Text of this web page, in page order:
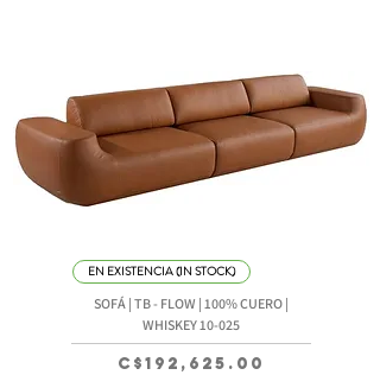
EN EXISTENCIA (IN STOCK)
SOFÁ | TB - FLOW | 100% CUERO |
WHISKEY 10-025
Precio
C$192,625.00